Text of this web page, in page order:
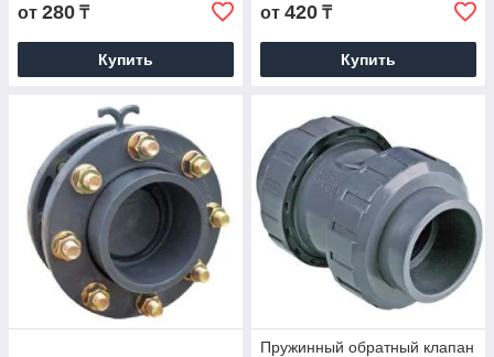
от 280 ₸
Купить
от 420 ₸
Купить
Пружинный обратный клапан